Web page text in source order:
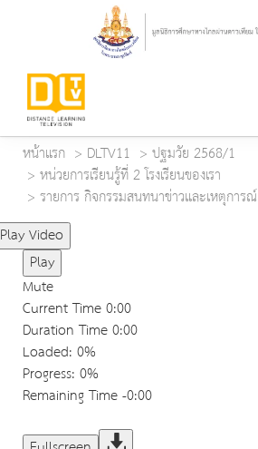
หน้าแรก DLTV11
ปฐมวัย 2568/1
หน่วยการเรียนรู้ที่ 2 โรงเรียนของเรา
รายการ กิจกรรมสนทนาข่าวและเหตุการณ์
Play Video
Play
Mute
Current Time0:00
Duration Time0:00
Loaded: 0%
Progress: 0%
Remaining Time-0:00